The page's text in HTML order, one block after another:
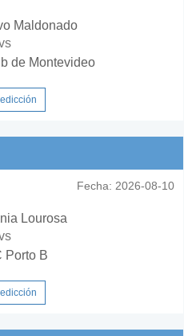
Maldonado
de Montevideo
Fecha: 2026-08-10
Lourosa
Porto B